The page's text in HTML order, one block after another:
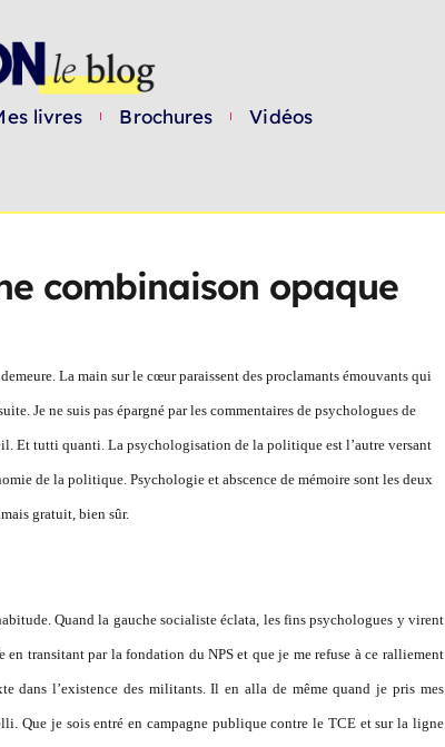
livres Brochures Vidéos
combinaison opaque
La main sur le cœur paraissent des proclamants émouvants qui
Je ne suis pas épargné par les commentaires de psychologues de
Et tutti quanti. La psychologisation de la politique est l’autre versant
de la politique. Psychologie et abscence de mémoire sont les deux
gratuit, bien sûr.
Quand la gauche socialiste éclata, les fins psychologues y virent
transitant par la fondation du NPS et que je me refuse à ce ralliement
dans l’existence des militants. Il en alla de même quand je pris mes
Que je sois entré en campagne publique contre le TCE et sur la ligne